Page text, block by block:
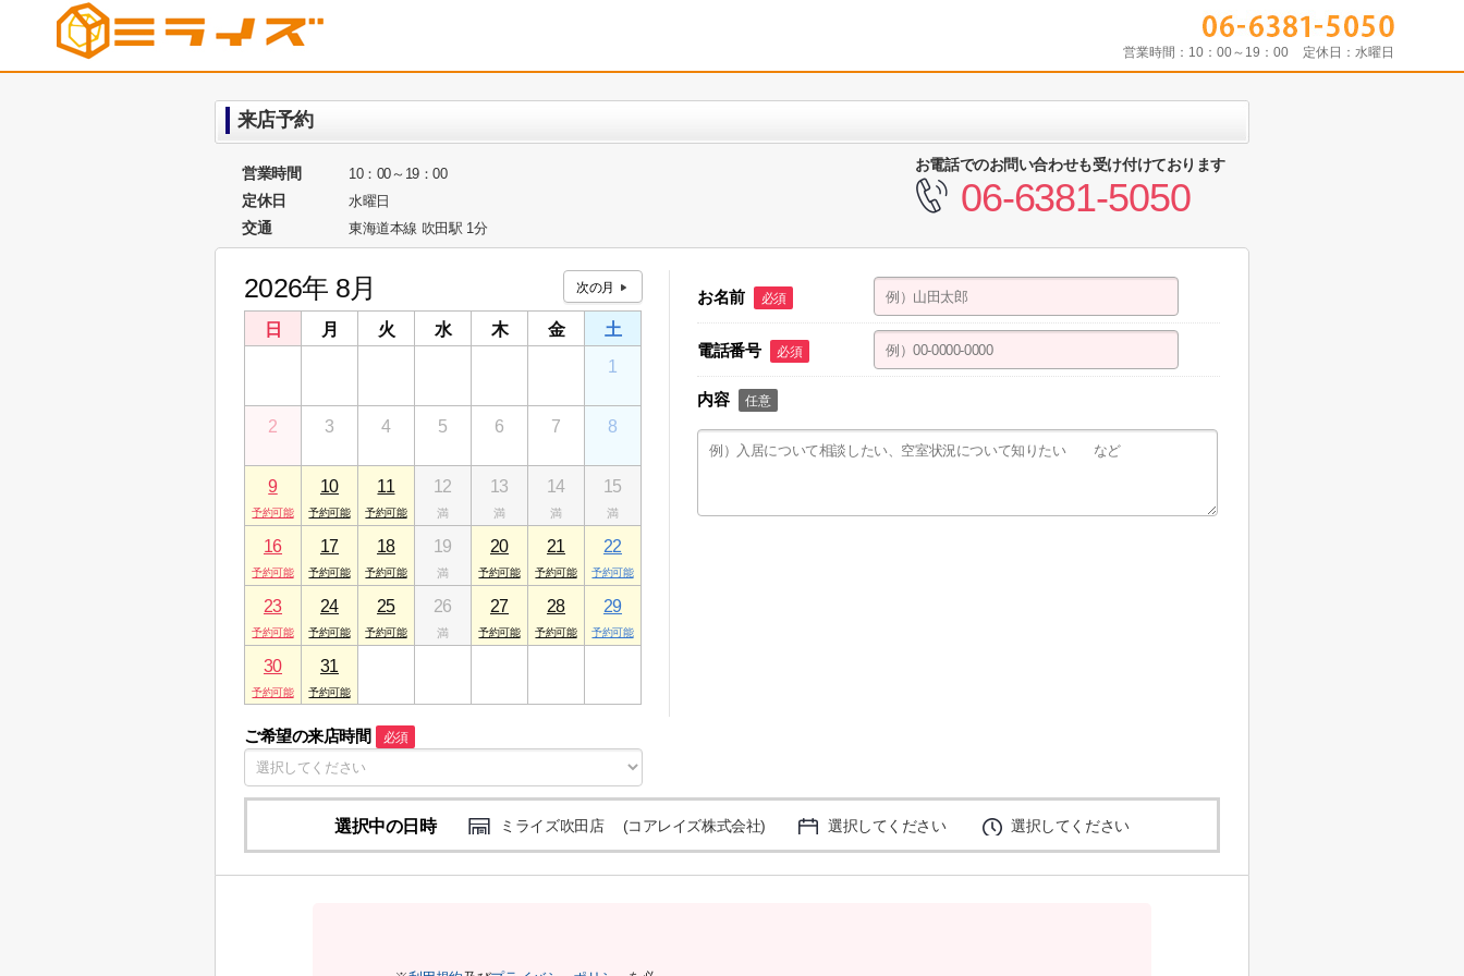
営業時間： 10：00～19：00 定休日： 水曜日
来店予約
営業時間 10：00～19：00
定休日 水曜日
交通 東海道本線 吹田駅 1分
お電話でのお問い合わせも受け付けております
06-6381-5050
2026年 8月
日 月 火 水 木 金
土
1
2 3 4 5 6 7 8
9 10 11 12 13 14 15
16 17 18 19 20 21 22
23 24 25 26 27 28 29
30 31
ご希望の来店時間 必須
お名前 必須
電話番号 必須
内容 任意
選択中の日時 ミライズ吹田店 (コアレイズ株式会社) 選択してください 選択してください